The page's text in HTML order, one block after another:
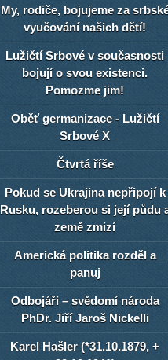
My, rodiče, bojujeme za
vyučování našich dětí!
Lužičtí Srbové v současnosti
bojují o svou existenci.
Pomozme jim!
Oběť germanizace - Lužičtí
Srbové X
Čtvrtá říše
Pokud se Ukrajina nepřipojí k
Rusku, rozeberou si její půdu
země zmizí
Americká politika rozděl a
panuj
Odbojáři – svědomí národa
PhDr. Jiří Jaroš Nickelli
Karel Hašler (*31.10.1879, +